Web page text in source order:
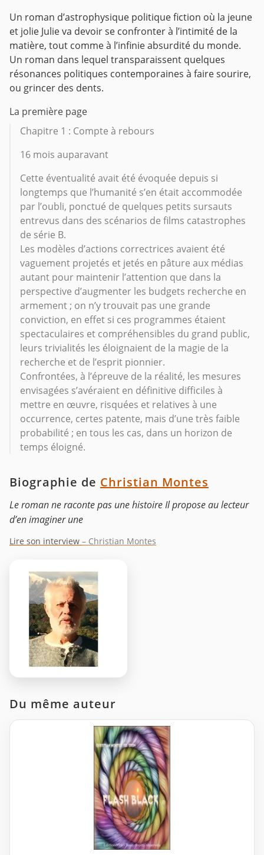
Un roman d’astrophysique politique fiction où la jeune
et jolie Julie va devoir se confronter à l’intimité de la
matière, tout comme à l’infinie absurdité du monde.
Un roman dans lequel transparaissent quelques
résonances politiques contemporaines à faire sourire,
ou grincer des dents.
La première page
Chapitre 1 : Compte à rebours
16 mois auparavant
Cette éventualité avait été évoquée depuis si
longtemps que l’humanité s’en était accommodée
par l’oubli, ponctué de quelques petits sursauts
entrevus dans des scénarios de films catastrophes
de série B.
Les modèles d’actions correctrices avaient été
vaguement projetés et jetés en pâture aux médias
autant pour maintenir l’attention que dans la
perspective d’augmenter les budgets recherche en
armement ; on n’y trouvait pas une grande
conviction, en effet si ces programmes étaient
spectaculaires et compréhensibles du grand public,
leurs trivialités les éloignaient de la magie de la
recherche et de l’esprit pionnier.
Confrontées, à l’épreuve de la réalité, les mesures
envisagées s’avéraient en définitive difficiles à
mettre en œuvre, risquées et relatives à une
occurrence, certes patente, mais d’une très faible
probabilité ; en tous les cas, dans un horizon de
temps éloigné.
Biographie de Christian Montes
Le roman ne raconte pas une histoire Il propose au lecteur
d’en imaginer une
Lire son interview – Christian Montes
Du même auteur